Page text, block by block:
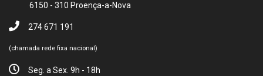
6150 - 310 Proença-a-Nova
274 671 191
(chamada rede fixa nacional)
Seg. a Sex. 9h - 18h